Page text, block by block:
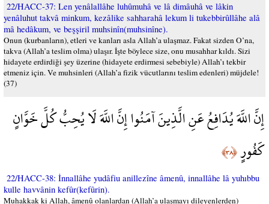
22/HACC-37: Len yenâlallâhe luhûmuhâ ve lâ dimâuhâ ve lâkin
yenâluhut takvâ minkum, kezâlike sahharahâ lekum li tukebbirûllâhe alâ
mâ hedâkum, ve beşşiril muhsinîn(muhsinîne).
Onun (kurbanların), etleri ve kanları asla Allah’a ulaşmaz. Fakat sizden O’na,
takva (Allah’a teslim olma) ulaşır. İşte böylece size, onu musahhar kıldı. Sizi
hidayete erdirdiği şey üzerine (hidayete erdirmesi sebebiyle) Allah’ı tekbir
etmeniz için. Ve muhsinleri (Allah’a fizik vücutlarını teslim edenleri) müjdele!
(37)
إِنَّ اللَّهَ يُدَافِعُ عَنِ الَّذِينَ آمَنُوا إِنَّ اللَّهَ لَا يُحِبُّ كُلَّ خَوَّانٍ
كَفُورٍ﴿٣٨﴾
22/HACC-38: İnnallâhe yudâfiu anillezîne âmenû, innallâhe lâ yuhıbbu
kulle havvânin kefûr(kefûrin).
Muhakkak ki Allah, âmenû olanlardan (Allah’a ulaşmayı dileyenlerden)